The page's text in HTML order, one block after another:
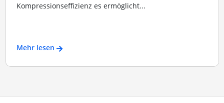
Kompressionseffizienz es ermöglicht...
Mehr lesen